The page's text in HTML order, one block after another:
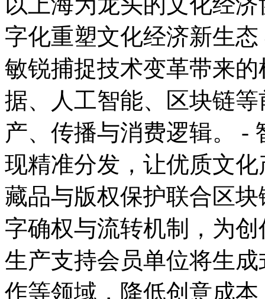
字化重塑文化经济新生
敏锐捕捉技术变革带来
据、人工智能、区块链
产、传播与消费逻辑。 -
现精准分发，让优质文
藏品与版权保护联合区
字确权与流转机制，为
生产支持会员单位将生
作等领域，降低创意成